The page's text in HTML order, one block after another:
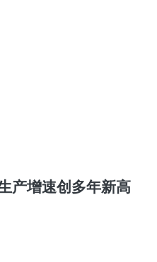
产增速创多年新高